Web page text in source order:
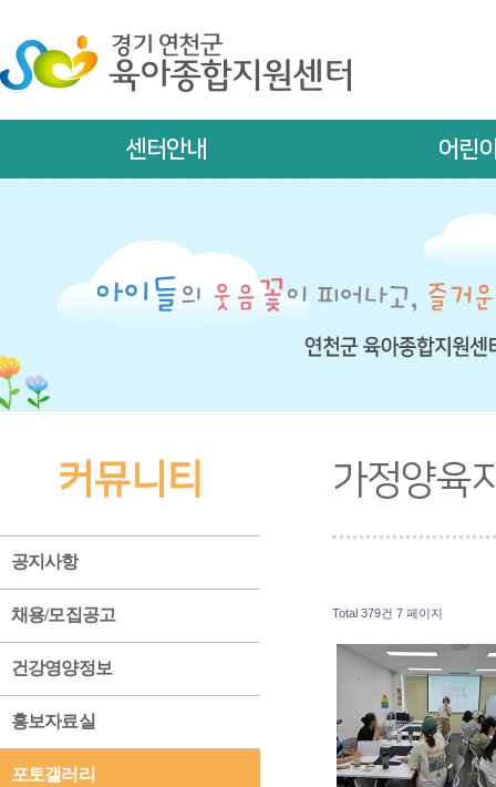
센터안내 어린
커뮤니티
공지사항
채용/모집공고
건강영양정보
홍보자료실
포토갤러리
가정양육
Total 379건 7 페이지